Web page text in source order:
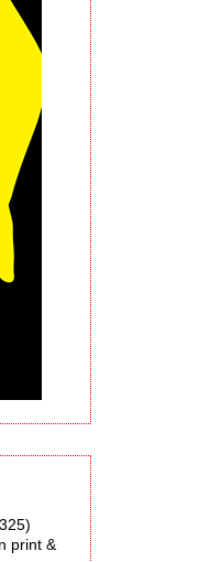
print &